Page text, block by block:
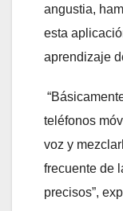
angustia,
esta
aprendizaje
teléfonos
voz y
frecuente de
precisos”,